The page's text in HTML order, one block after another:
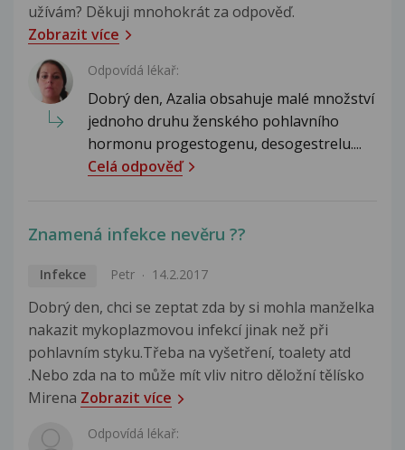
užívám? Děkuji mnohokrát za odpověď.
Zobrazit více
Odpovídá lékař:
Dobrý den, Azalia obsahuje malé množství
jednoho druhu ženského pohlavního
hormonu progestogenu, desogestrelu....
Celá odpověď
Znamená infekce nevěru ??
Infekce Petr 14.2.2017
Dobrý den, chci se zeptat zda by si mohla manželka
nakazit mykoplazmovou infekcí jinak než při
pohlavním styku.Třeba na vyšetření, toalety atd
.Nebo zda na to může mít vliv nitro děložní tělísko
Mirena Zobrazit více
Odpovídá lékař: